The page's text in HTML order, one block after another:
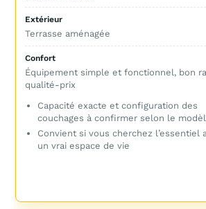
Extérieur
Terrasse aménagée
Confort
Équipement simple et fonctionnel, bon
qualité-prix
Capacité exacte et configuration des
couchages à confirmer selon le
Convient si vous cherchez l’essentiel
un vrai espace de vie